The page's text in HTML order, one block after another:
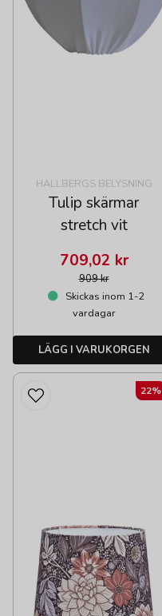
HALLBERGS BELYSNING
Tulip skärmar
stretch vit
909 kr
709,02 kr
Skickas inom 1-2
vardagar
LÄGG I VARUKORGEN
22%